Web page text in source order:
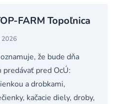
FARM Topoľnica
2026
že bude dňa
pred OcÚ:
a drobkami,
kačacie diely, droby,